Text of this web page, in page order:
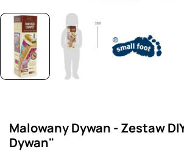
Malowany Dywan - Zestaw
Dywan"